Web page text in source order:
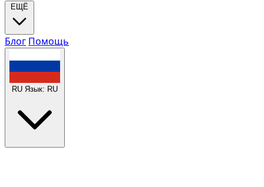
ЕЩЁ
Блог Помощь
RU Язык: RU